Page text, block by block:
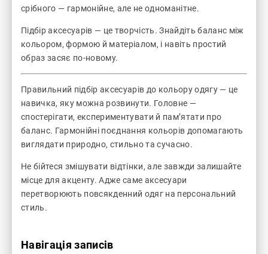
срібного — гармонійне, але не одноманітне.
Підбір аксесуарів — це творчість. Знайдіть баланс між
кольором, формою й матеріалом, і навіть простий
образ засяє по-новому.
Правильний підбір аксесуарів до кольору одягу — це
навичка, яку можна розвинути. Головне —
спостерігати, експериментувати й пам’ятати про
баланс. Гармонійні поєднання кольорів допомагають
виглядати природно, стильно та сучасно.
Не бійтеся змішувати відтінки, але завжди залишайте
місце для акценту. Адже саме аксесуари
перетворюють повсякденний одяг на персональний
стиль.
Навігація записів